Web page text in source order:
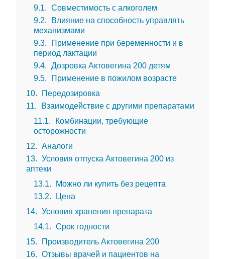
9.1
Совместимость с алкоголем
9.2
Влияние на способность управлять
механизмами
9.3
Применение при беременности и в
период лактации
9.4
Дозровка Актовегина 200 детям
9.5
Применение в пожилом возрасте
10
Передозировка
11
Взаимодействие с другими препаратами
11.1
Комбинации, требующие
осторожности
12
Аналоги
13
Условия отпуска Актовегина 200 из
аптеки
13.1
Можно ли купить без рецепта
13.2
Цена
14
Условия хранения препарата
14.1
Срок годности
15
Производитель Актовегина 200
16
Отзывы врачей и пациентов на